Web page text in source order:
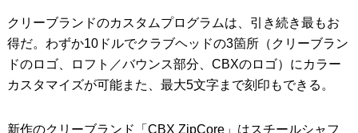
クリーブランドのカスタムプログラムは、引き続き最もお
得だ。わずか10ドルでクラブヘッドの3箇所（クリーブラン
ドのロゴ、ロフト／バウンス部分、CBXのロゴ）にカラー
カスタマイズが可能また、最大5文字まで刻印もできる。
新作のクリーブランド「CBX ZipCore」はスチールシャフ